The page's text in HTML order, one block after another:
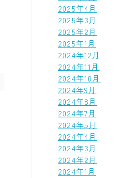
2025年4月
2025年3月
2025年2月
2025年1月
2024年12月
2024年11月
2024年10月
2024年9月
2024年8月
2024年7月
2024年5月
2024年4月
2024年3月
2024年2月
2024年1月